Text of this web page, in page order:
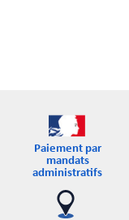
Paiement par
mandats
administratifs